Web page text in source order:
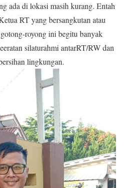
ada di lokasi masih kurang. Entah
RT yang bersangkutan atau
royong ini begitu banyak
silaturahmi antarRT/RW dan
lingkungan.